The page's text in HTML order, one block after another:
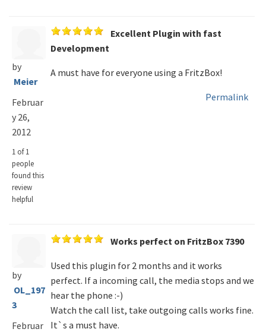
by
Meier
Februar
y 26,
2012
1 of 1
people
found this
review
helpful
Excellent Plugin with fast
Development
A must have for everyone using a FritzBox!
Permalink
by
OL_197
3
Februar
Works perfect on FritzBox 7390
Used this plugin for 2 months and it works
perfect. If a incoming call, the media stops and we
hear the phone :-)
Watch the call list, take outgoing calls works fine.
It`s a must have.